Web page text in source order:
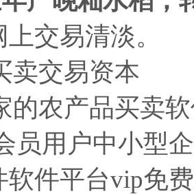
交易清淡。
卖交易资本
的农产品买卖
员用户中小型
软件平台vip免